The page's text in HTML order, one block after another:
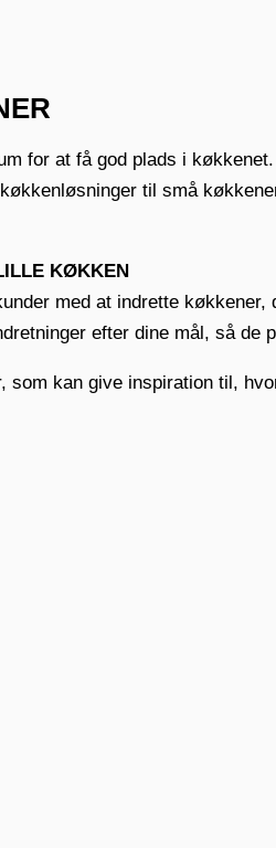
for at få god plads i
til små
KØKKEN
med at indrette
efter dine mål, så de
som kan give inspiration til,